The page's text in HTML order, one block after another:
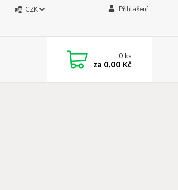
CZK Přihlášení
0ks
za 0,00 Kč